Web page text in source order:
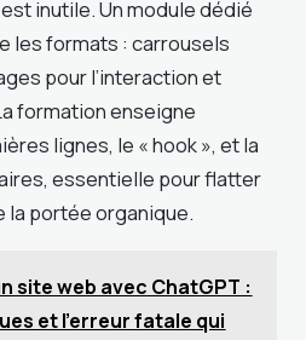
inutile. Un module dédié
les formats : carrousels
pour l’interaction et
formation enseigne
lignes, le « hook », et la
essentielle pour flatter
la portée organique.
site web avec ChatGPT :
et l'erreur fatale qui